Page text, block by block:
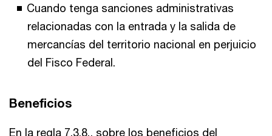
Cuando tenga sanciones administrativas
relacionadas con la entrada y la salida de
mercancías del territorio nacional en perjuicio
del Fisco Federal.
Beneficios
En la regla 7.3.8., sobre los beneficios del